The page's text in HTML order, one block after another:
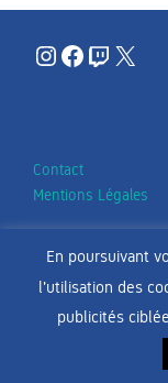
Instagram
Facebook
Twitch
X
Contact
Mentions Légales
Copyright ©
En poursuivant
l'utilisation des
publicités